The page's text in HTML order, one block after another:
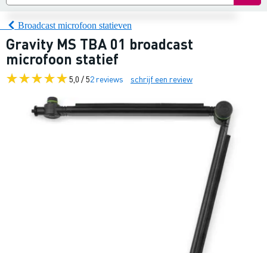
Broadcast microfoon statieven
Gravity MS TBA 01 broadcast
microfoon statief
5,0 / 52 reviews schrijf een review